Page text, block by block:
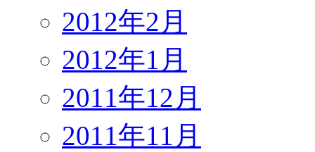
2012年2月
2012年1月
2011年12月
2011年11月